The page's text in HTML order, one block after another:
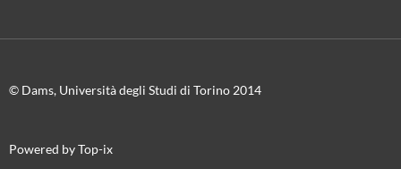
© Dams, Università degli Studi di Torino 2014
Powered by Top-ix